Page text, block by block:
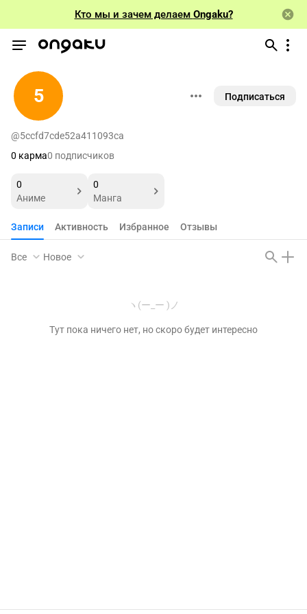
Кто мы и зачем делаем Ongaku?
5 Подписаться
@5ccfd7cde52a411093ca
0 карма0 подписчиков
0
Аниме
0
Манга
Записи Активность Избранное Отзывы
Все Новое
ヽ(ー_ー )ノ
Тут пока ничего нет, но скоро будет интересно